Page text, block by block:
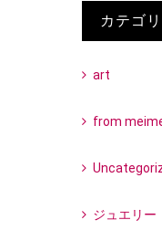
カテゴ
art
from
ジュエリー